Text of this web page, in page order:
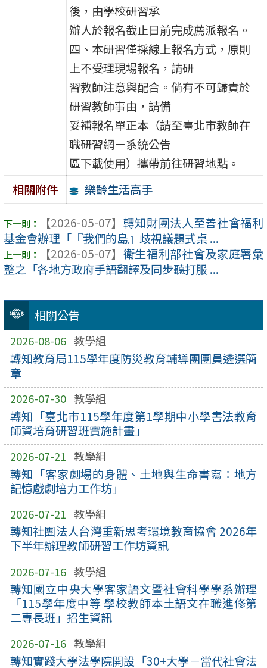
相關公告
2026-08-06 教學組
轉知教育局115學年度防災教育輔導團團員遴選簡
章
2026-07-30 教學組
轉知「臺北市115學年度第1學期中小學書法教育
師資培育研習班實施計畫」
2026-07-21 教學組
轉知「客家劇場的身體、土地與生命書寫：地方
記憶戲劇培力工作坊」
2026-07-21 教學組
轉知社團法人台灣重新思考環境教育協會 2026年
下半年辦理教師研習工作坊資訊
2026-07-16 教學組
轉知國立中央大學客家語文暨社會科學學系辦理
「115學年度中等 學校教師本土語文在職進修第
二專長班」招生資訊
2026-07-16 教學組
轉知實踐大學法學院開設「30+大學－當代社會法
後，由學校研習承
辦人於報名截止日前完成薦派報名。
四、本研習僅採線上報名方式，原則
上不受理現場報名，請研
習教師注意與配合。倘有不可歸責於
研習教師事由，請備
妥補報名單正本（請至臺北市教師在
職研習網－系統公告
區下載使用）攜帶前往研習地點。
相關附件
樂齡生活高手
【2026-05-07】 轉知財團法人至善社會福利
基金會辦理「『我們的島』歧視議題式桌 ...
【2026-05-07】 衛生福利部社會及家庭署彙
整之「各地方政府手語翻譯及同步聽打服 ...